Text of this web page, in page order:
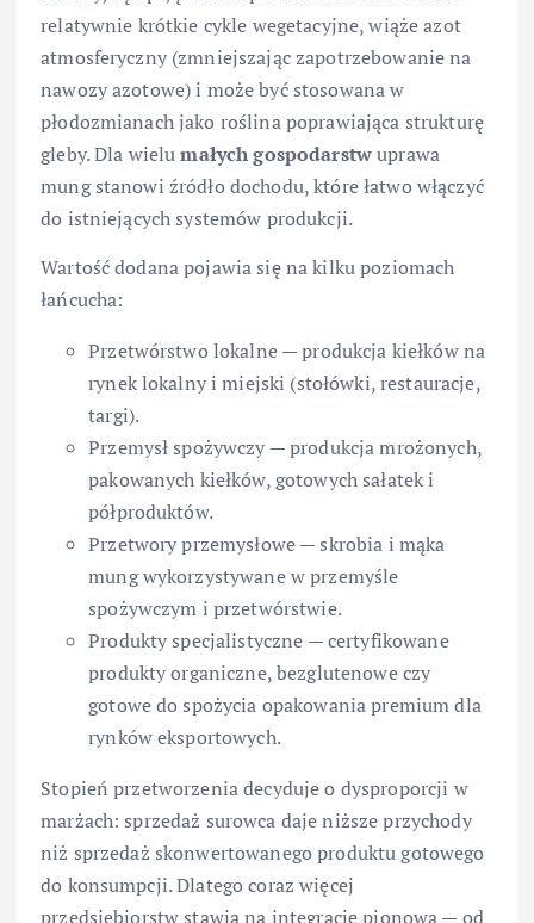
relatywnie krótkie cykle wegetacyjne, wiąże azot
atmosferyczny (zmniejszając zapotrzebowanie na
nawozy azotowe) i może być stosowana w
płodozmianach jako roślina poprawiająca strukturę
gleby. Dla wielumałych gospodarstwuprawa
mung stanowi źródło dochodu, które łatwo włączyć
do istniejących systemów produkcji.
Wartość dodana pojawia się na kilku poziomach
łańcucha:
Przetwórstwo lokalne — produkcja kiełków na
rynek lokalny i miejski (stołówki, restauracje,
targi).
Przemysł spożywczy — produkcja mrożonych,
pakowanych kiełków, gotowych sałatek i
półproduktów.
Przetwory przemysłowe — skrobia i mąka
mung wykorzystywane w przemyśle
spożywczym i przetwórstwie.
Produkty specjalistyczne — certyfikowane
produkty organiczne, bezglutenowe czy
gotowe do spożycia opakowania premium dla
rynków eksportowych.
Stopień przetworzenia decyduje o dysproporcji w
marżach: sprzedaż surowca daje niższe przychody
niż sprzedaż skonwertowanego produktu gotowego
do konsumpcji. Dlatego coraz więcej
przedsiębiorstw stawia na integrację pionową — od